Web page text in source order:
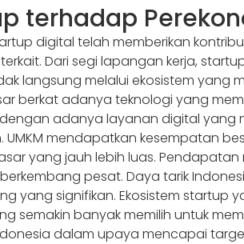
terhadap
digital telah memberikan
Dari segi lapangan kerja,
langsung melalui ekosistem yang
berkat adanya teknologi yang
adanya layanan digital yang
UMKM mendapatkan kesempatan
yang jauh lebih luas.
pesat. Daya tarik
yang signifikan. Ekosistem
semakin banyak memilih untuk
dalam upaya mencapai